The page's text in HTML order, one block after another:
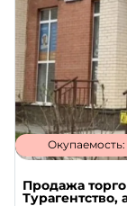
Продажа
Турагентство,